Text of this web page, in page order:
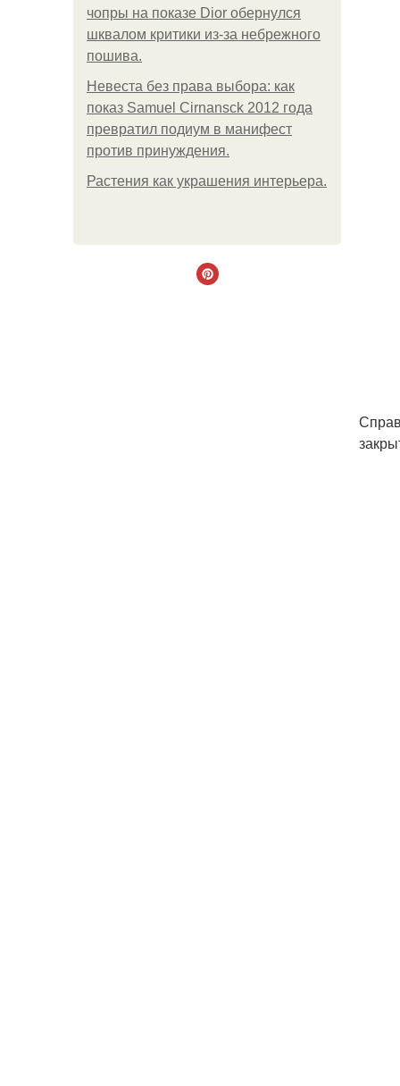
чопры на показе Dior обернулся
шквалом критики из-за небрежного
пошива.
Невеста без права выбора: как
показ Samuel Cirnansck 2012 года
превратил подиум в манифест
против принуждения.
Растения как украшения интерьера.